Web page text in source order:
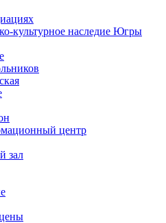
культурное наследие Югры
центр
зал